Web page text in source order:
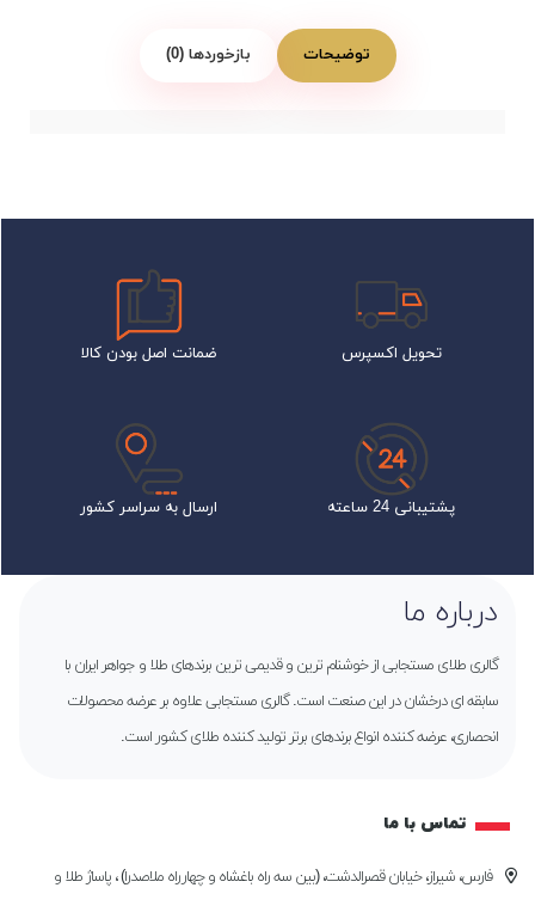
توضیحات بازخوردها (0)
تحویل اکسپرس ضمانت اصل بودن کالا
پشتیبانی 24 ساعته ارسال به سراسر کشور
درباره ما
گالری طلای مستجابی از خوشنام ترین و قدیمی ترین برندهای طلا و جواهر ایران با
سابقه ای درخشان در این صنعت است. گالری مستجابی علاوه بر عرضه محصولات
انحصاری، عرضه کننده انواع برندهای برتر تولید کننده طلای کشور است.
تماس با ما
فارس، شیراز، خیابان قصرالدشت، (بین سه راه باغشاه و چهارراه ملاصدرا) ، پاساژ طلا و